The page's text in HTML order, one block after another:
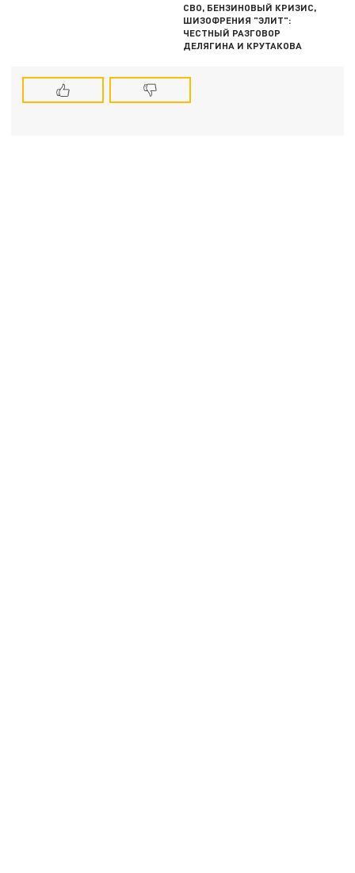
СВО, БЕНЗИНОВЫЙ КРИЗИС,
ШИЗОФРЕНИЯ "ЭЛИТ":
ЧЕСТНЫЙ РАЗГОВОР
ДЕЛЯГИНА И КРУТАКОВА